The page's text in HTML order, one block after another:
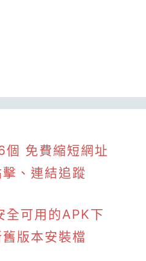
個 免費縮短網址
、連結追蹤
全可用的APK下
版本安裝檔